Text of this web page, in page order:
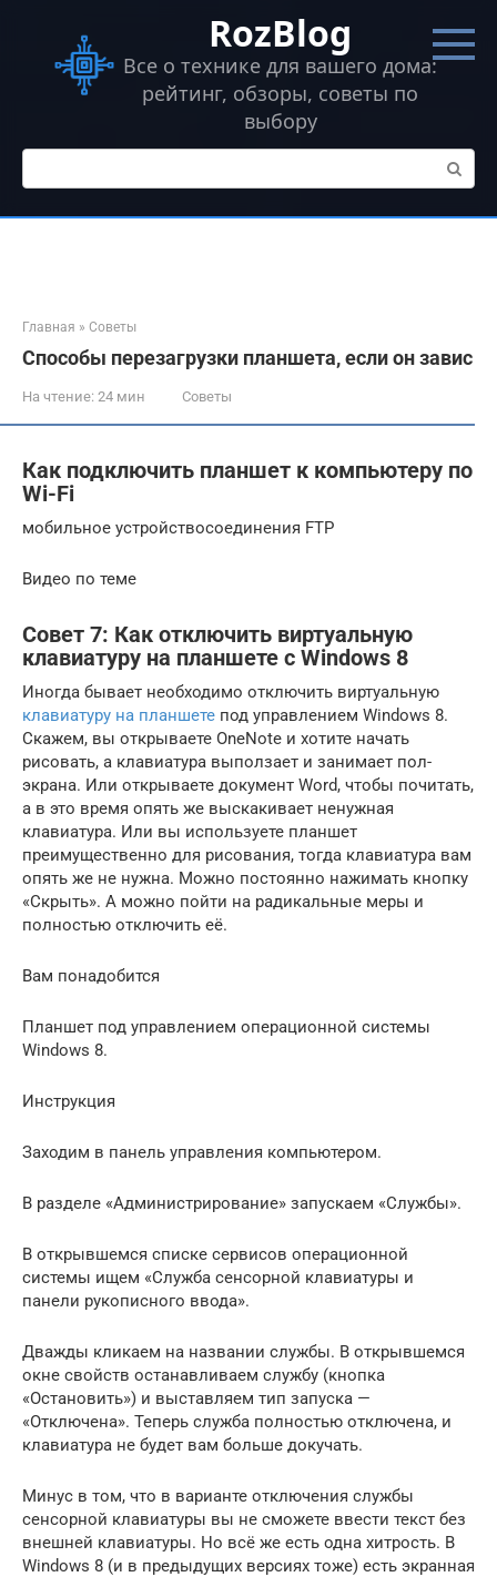
контенту
RozBlog
Все о технике для вашего дома:
рейтинг, обзоры, советы по
выбору
Поиск:
Главная » Советы
Способы перезагрузки планшета, если он завис
На чтение: 24 мин Советы
Как подключить планшет к компьютеру по
Wi-Fi
мобильное устройствосоединения FTP
Видео по теме
Совет 7: Как отключить виртуальную
клавиатуру на планшете с Windows 8
Иногда бывает необходимо отключить виртуальную
клавиатуру на планшете под управлением Windows 8.
Скажем, вы открываете OneNote и хотите начать
рисовать, а клавиатура выползает и занимает пол-
экрана. Или открываете документ Word, чтобы почитать,
а в это время опять же выскакивает ненужная
клавиатура. Или вы используете планшет
преимущественно для рисования, тогда клавиатура вам
опять же не нужна. Можно постоянно нажимать кнопку
«Скрыть». А можно пойти на радикальные меры и
полностью отключить её.
Вам понадобится
Планшет под управлением операционной системы
Windows 8.
Инструкция
Заходим в панель управления компьютером.
В разделе «Администрирование» запускаем «Службы».
В открывшемся списке сервисов операционной
системы ищем «Служба сенсорной клавиатуры и
панели рукописного ввода».
Дважды кликаем на названии службы. В открывшемся
окне свойств останавливаем службу (кнопка
«Остановить») и выставляем тип запуска —
«Отключена». Теперь служба полностью отключена, и
клавиатура не будет вам больше докучать.
Минус в том, что в варианте отключения службы
сенсорной клавиатуры вы не сможете ввести текст без
внешней клавиатуры. Но всё же есть одна хитрость. В
Windows 8 (и в предыдущих версиях тоже) есть экранная